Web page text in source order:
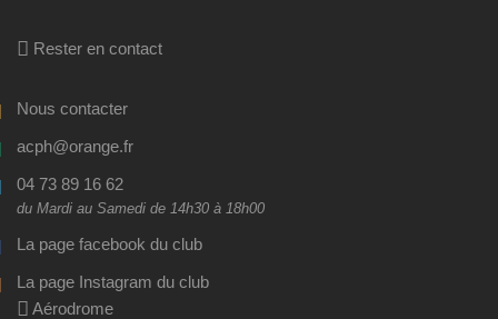
Rester en contact
Nous contacter
acph@orange.fr
04 73 89 16 62
du Mardi au Samedi de 14h30 à 18h00
La page facebook du club
La page Instagram du club
Aérodrome